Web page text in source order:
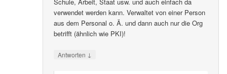
verwendet werden kann. Verwaltet von einer Person
aus dem Personal o. Ä. und dann auch nur die Org
betrifft (ähnlich wie PKI)!
Antworten ↓